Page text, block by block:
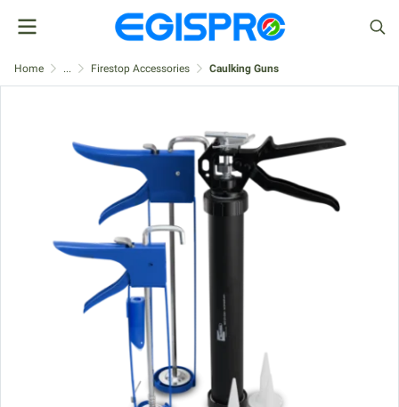
Home ... Firestop Accessories Caulking Guns